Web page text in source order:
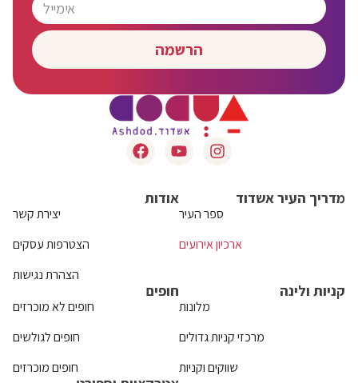
הרשמה
אודות
יצירת קשר
הצטרפות עסקים
הצהרת נגישות
מדריך העיר אשדוד
ספר העיר
ארכיון אירועים
חופים
חופים לא מוכרזים
חופים לגולשים
חופים מוכרזים
קניות ולינה
מלונות
מרכזי קניות גדולים
שווקים וקניות